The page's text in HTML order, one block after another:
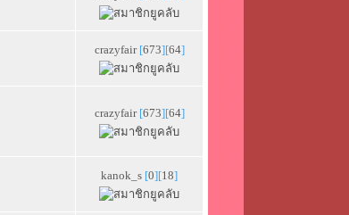
crazyfair [673][64]
crazyfair [673][64]
kanok_s [0][18]